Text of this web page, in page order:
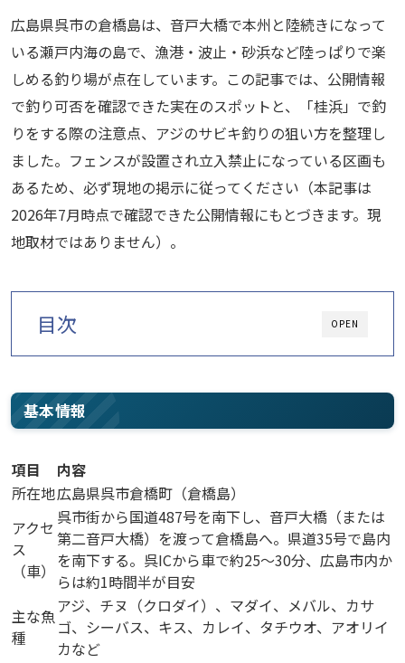
広島県呉市の倉橋島は、音戸大橋で本州と陸続きになって
いる瀬戸内海の島で、漁港・波止・砂浜など陸っぱりで楽
しめる釣り場が点在しています。この記事では、公開情報
で釣り可否を確認できた実在のスポットと、「桂浜」で釣
りをする際の注意点、アジのサビキ釣りの狙い方を整理し
ました。フェンスが設置され立入禁止になっている区画も
あるため、必ず現地の掲示に従ってください（本記事は
2026年7月時点で確認できた公開情報にもとづきます。現
地取材ではありません）。
OPEN
目次
基本情報
項目
内容
所在地広島県呉市倉橋町（倉橋島）
アクセ
ス
（車）
呉市街から国道487号を南下し、音戸大橋（または
第二音戸大橋）を渡って倉橋島へ。県道35号で島内
を南下する。呉ICから車で約25〜30分、広島市内か
らは約1時間半が目安
主な魚
種
アジ、チヌ（クロダイ）、マダイ、メバル、カサ
ゴ、シーバス、キス、カレイ、タチウオ、アオリイ
カなど